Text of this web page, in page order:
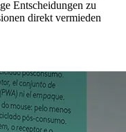
Entscheidungen zu
direkt vermieden